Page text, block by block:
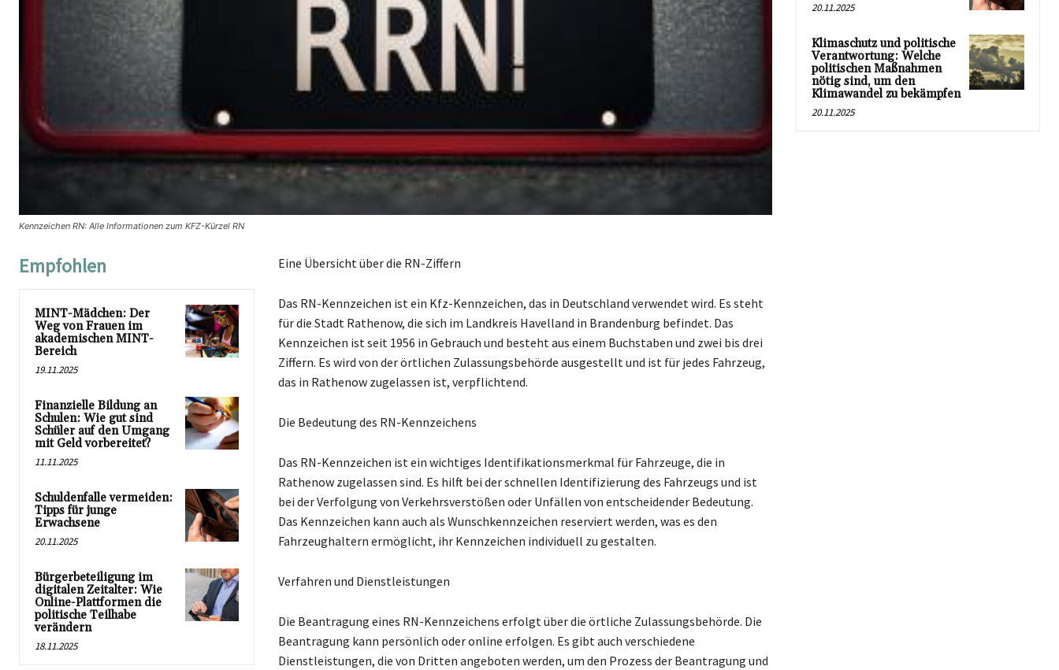
Kennzeichen RN: Alle Informationen zum KFZ-Kürzel RN
Empfohlen
MINT-Mädchen: Der
Weg von Frauen im
akademischen MINT-
Bereich
19.11.2025
Finanzielle Bildung an
Schulen: Wie gut sind
Schüler auf den Umgang
mit Geld vorbereitet?
11.11.2025
Schuldenfalle vermeiden:
Tipps für junge
Erwachsene
20.11.2025
Bürgerbeteiligung im
digitalen Zeitalter: Wie
Online-Plattformen die
politische Teilhabe
verändern
18.11.2025
Eine Übersicht über die RN-Ziffern
Das RN-Kennzeichen ist ein Kfz-Kennzeichen, das in Deutschland verwendet wird. Es steht
für die Stadt Rathenow, die sich im Landkreis Havelland in Brandenburg befindet. Das
Kennzeichen ist seit 1956 in Gebrauch und besteht aus einem Buchstaben und zwei bis drei
Ziffern. Es wird von der örtlichen Zulassungsbehörde ausgestellt und ist für jedes Fahrzeug,
das in Rathenow zugelassen ist, verpflichtend.
Die Bedeutung des RN-Kennzeichens
Das RN-Kennzeichen ist ein wichtiges Identifikationsmerkmal für Fahrzeuge, die in
Rathenow zugelassen sind. Es hilft bei der schnellen Identifizierung des Fahrzeugs und ist
bei der Verfolgung von Verkehrsverstößen oder Unfällen von entscheidender Bedeutung.
Das Kennzeichen kann auch als Wunschkennzeichen reserviert werden, was es den
Fahrzeughaltern ermöglicht, ihr Kennzeichen individuell zu gestalten.
Verfahren und Dienstleistungen
Die Beantragung eines RN-Kennzeichens erfolgt über die örtliche Zulassungsbehörde. Die
Beantragung kann persönlich oder online erfolgen. Es gibt auch verschiedene
Dienstleistungen, die von Dritten angeboten werden, um den Prozess der Beantragung und
20.11.2025
Klimaschutz und politische
Verantwortung: Welche
politischen Maßnahmen
nötig sind, um den
Klimawandel zu bekämpfen
20.11.2025